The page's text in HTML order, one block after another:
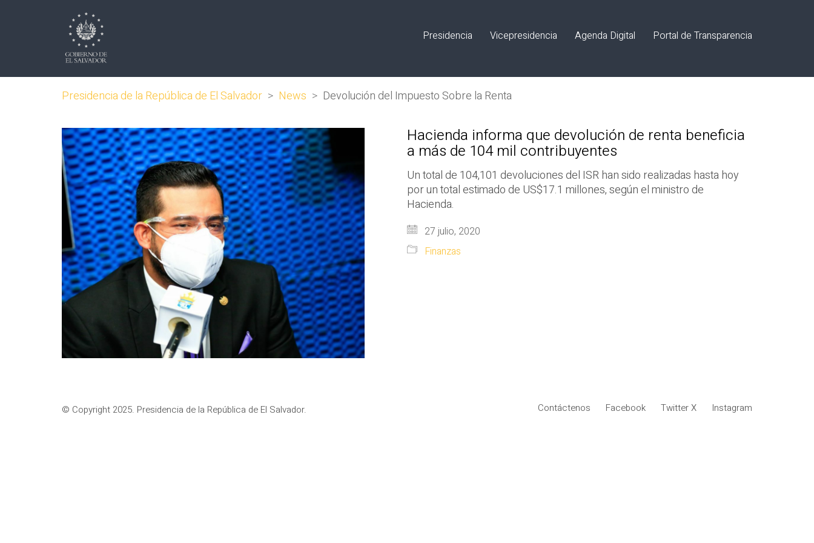
Presidencia Vicepresidencia Agenda Digital Portal de Transparencia
Presidencia de la República de El Salvador > News > Devolución del Impuesto Sobre la Renta
Hacienda informa que devolución de renta beneficia
a más de 104 mil contribuyentes
Un total de 104,101 devoluciones del ISR han sido realizadas hasta hoy
por un total estimado de US$17.1 millones, según el ministro de
Hacienda.
27 julio, 2020
Finanzas
Contáctenos Facebook Twitter X Instagram
© Copyright 2025. Presidencia de la República de El Salvador.